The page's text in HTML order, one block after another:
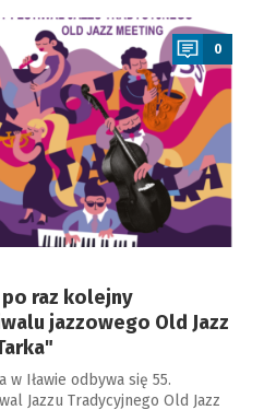
0
raz kolejny
jazzowego Old Jazz
w Iławie odbywa się 55.
Jazzu Tradycyjnego Old Jazz